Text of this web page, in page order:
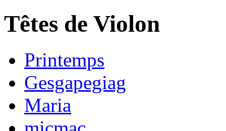
Têtes de Violon
Printemps
Gesgapegiag
Maria